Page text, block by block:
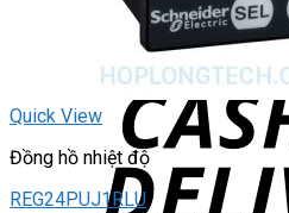
Quick View
Đồng hồ nhiệt độ
REG24PUJ1RLU